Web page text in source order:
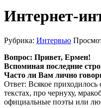
Интернет-
Рубрика: Интервью
Вопрос: Привет, Ермен!
Вспоминая последние
Часто ли Вам лично
Ответ: Всякое
текстах, про чернуху,
официальные поэты или